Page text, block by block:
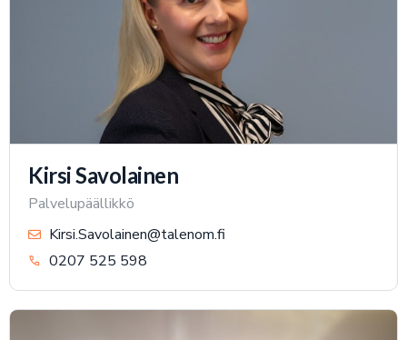
Kirsi Savolainen
Palvelupäällikkö
Kirsi.Savolainen@talenom.fi
0207 525 598